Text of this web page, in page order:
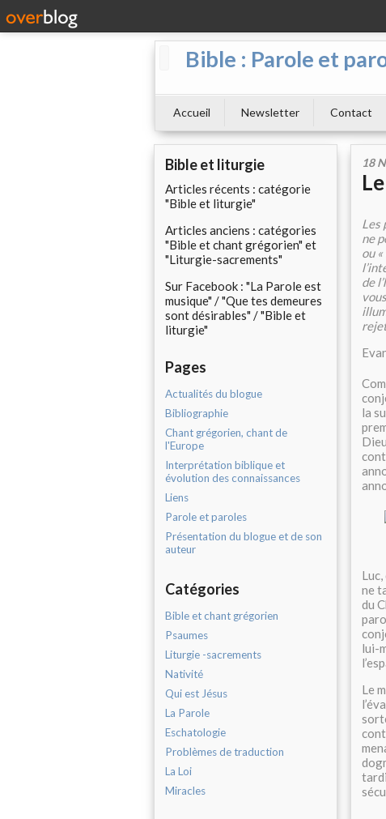
Bible : Parole et
Accueil Newsletter Contact
Bible et liturgie
Articles récents : catégorie
"Bible et liturgie"
Articles anciens : catégories
"Bible et chant grégorien" et
"Liturgie-sacrements"
Sur Facebook : "La Parole est
musique" / "Que tes demeures
sont désirables" / "Bible et
liturgie"
Pages
Actualités du blogue
Bibliographie
Chant grégorien, chant de
l'Europe
Interprétation biblique et
évolution des connaissances
Liens
Parole et paroles
Présentation du blogue et de son
auteur
Catégories
Bible et chant grégorien
Psaumes
Liturgie -sacrements
Nativité
Qui est Jésus
La Parole
Eschatologie
Problèmes de traduction
La Loi
Miracles
18
Les
ne
ou
de
la
ne
du
lui-
Le